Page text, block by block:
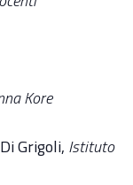
Kore
Grigoli, Istituto